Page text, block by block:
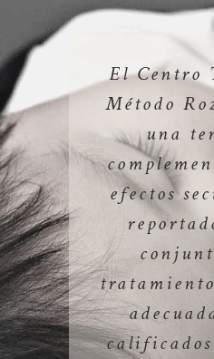
El Centro
Método
una
efectos
calificados